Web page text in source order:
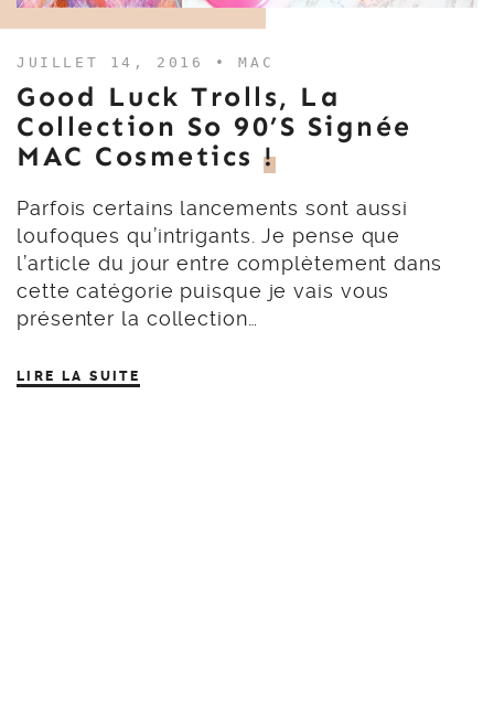
JUILLET 14, 2016 •MAC
Good Luck Trolls, La
Collection So 90’s Signée
MAC Cosmetics !
Parfois certains lancements sont aussi
loufoques qu’intrigants. Je pense que
l’article du jour entre complètement dans
cette catégorie puisque je vais vous
présenter la collection…
LIRE LA SUITE